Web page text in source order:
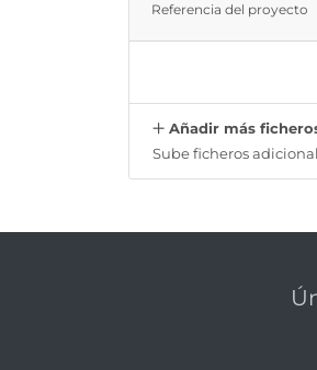
Referencia del proyecto
Añadir más
Sube ficheros